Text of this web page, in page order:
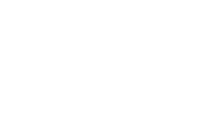
поверненню або його вартість буде